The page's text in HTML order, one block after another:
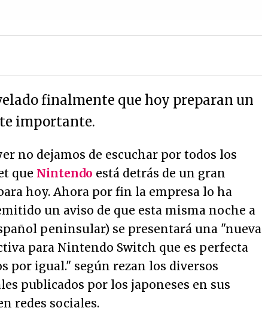
finalmente que hoy preparan un
importante.
no dejamos de escuchar por todos los
que Nintendo está detrás de un gran
hoy. Ahora por fin la empresa lo ha
un aviso de que esta misma noche a
peninsular) se presentará una "nueva
para Nintendo Switch que es perfecta
por igual." según rezan los diversos
publicados por los japoneses en sus
redes sociales.